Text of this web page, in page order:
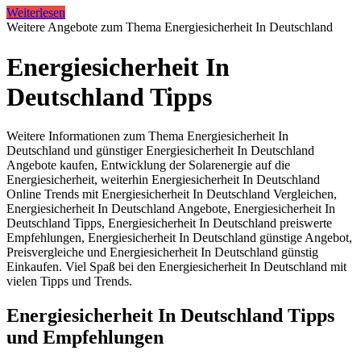
Weiterlesen
Weitere Angebote zum Thema Energiesicherheit In Deutschland
Energiesicherheit In
Deutschland Tipps
Weitere Informationen zum Thema Energiesicherheit In
Deutschland und günstiger Energiesicherheit In Deutschland
Angebote kaufen, Entwicklung der Solarenergie auf die
Energiesicherheit, weiterhin Energiesicherheit In Deutschland
Online Trends mit Energiesicherheit In Deutschland Vergleichen,
Energiesicherheit In Deutschland Angebote, Energiesicherheit In
Deutschland Tipps, Energiesicherheit In Deutschland preiswerte
Empfehlungen, Energiesicherheit In Deutschland günstige Angebot,
Preisvergleiche und Energiesicherheit In Deutschland günstig
Einkaufen. Viel Spaß bei den Energiesicherheit In Deutschland mit
vielen Tipps und Trends.
Energiesicherheit In Deutschland Tipps
und Empfehlungen